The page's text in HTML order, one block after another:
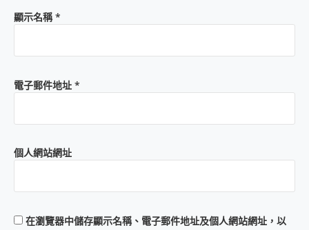
顯示名稱*
電子郵件地址 *
個人網站網址
在瀏覽器中儲存顯示名稱、電子郵件地址及個人網站網址，以